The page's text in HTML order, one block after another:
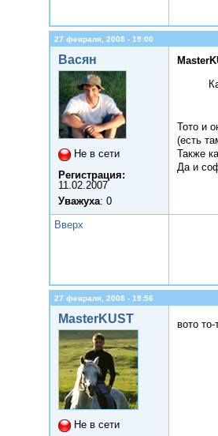
27 февраля, 2008 - 19:00
Васян
Не в сети
Регистрация:
11.02.2007
Уважуха: 0
Тото и
(есть
Также
Да и
Вверх
27 февраля, 2008 - 19:56
MasterKUST
Не в сети
вото